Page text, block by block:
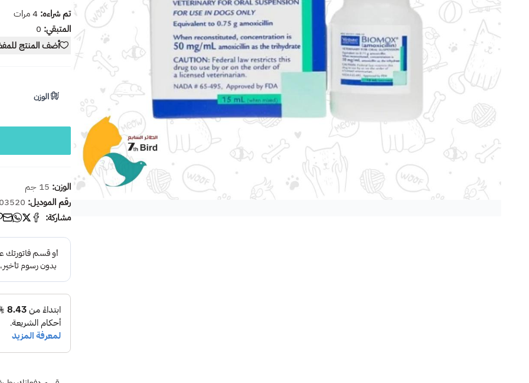
تم شراءه:4مرات
المتبقي: 0
أضف المنتج
الوزن
الوزن: 15 جم
رقم الموديل:
مشاركة: